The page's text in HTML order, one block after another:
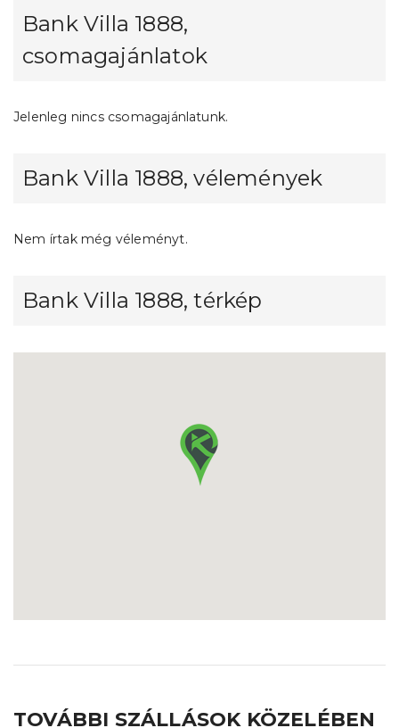
Bank Villa 1888,
csomagajánlatok
Jelenleg nincs csomagajánlatunk.
Bank Villa 1888, vélemények
Nem írtak még véleményt.
Bank Villa 1888, térkép
TOVÁBBI SZÁLLÁSOK KÖZELÉBEN